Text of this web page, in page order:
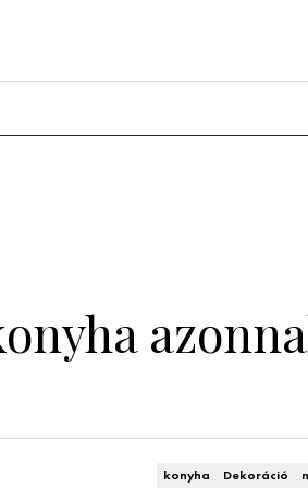
konyha Dekoráció